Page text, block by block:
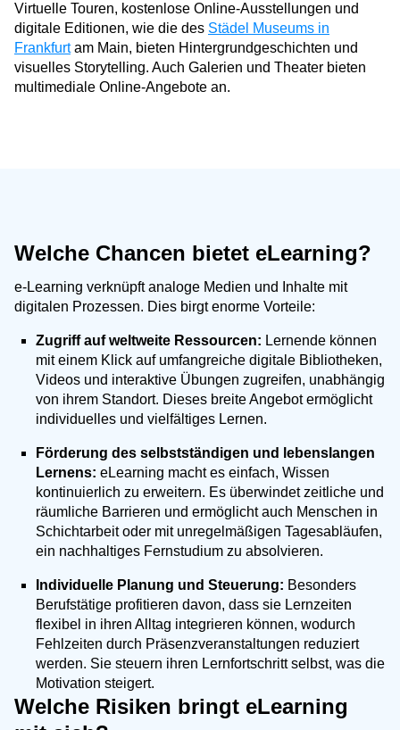
Virtuelle Touren, kostenlose Online-Ausstellungen und
digitale Editionen, wie die des Städel Museums in
Frankfurtam Main, bieten Hintergrundgeschichten und
visuelles Storytelling. Auch Galerien und Theater bieten
multimediale Online-Angebote an.
Welche Chancen bietet eLearning?
e-Learning verknüpft analoge Medien und Inhalte mit
digitalen Prozessen. Dies birgt enorme Vorteile:
Zugriff auf weltweite Ressourcen: Lernende können
mit einem Klick auf umfangreiche digitale Bibliotheken,
Videos und interaktive Übungen zugreifen, unabhängig
von ihrem Standort. Dieses breite Angebot ermöglicht
individuelles und vielfältiges Lernen.
Förderung des selbstständigen und lebenslangen
Lernens: eLearning macht es einfach, Wissen
kontinuierlich zu erweitern. Es überwindet zeitliche und
räumliche Barrieren und ermöglicht auch Menschen in
Schichtarbeit oder mit unregelmäßigen Tagesabläufen,
ein nachhaltiges Fernstudium zu absolvieren.
Individuelle Planung und Steuerung: Besonders
Berufstätige profitieren davon, dass sie Lernzeiten
flexibel in ihren Alltag integrieren können, wodurch
Fehlzeiten durch Präsenzveranstaltungen reduziert
werden. Sie steuern ihren Lernfortschritt selbst, was die
Motivation steigert.
Welche Risiken bringt eLearning